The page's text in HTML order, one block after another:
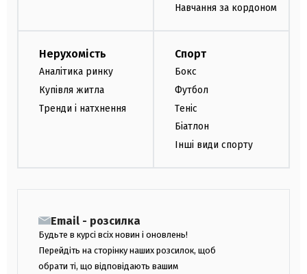
Навчання за кордоном
Нерухомість
Аналітика ринку
Купівля житла
Тренди і натхнення
Спорт
Бокс
Футбол
Теніс
Біатлон
Інші види спорту
Email - розсилка
Будьте в курсі всіх новин і оновлень!
Перейдіть на сторінку наших розсилок, щоб
обрати ті, що відповідають вашим